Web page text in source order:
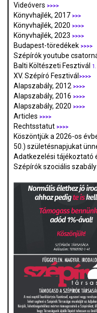
Videóvers >>>>
Könyvhajlék, 2017 >>>
Könyvhajlék, 2020 >>>>
Könyvhajlék, 2023 >>>>
Budapest-töredékek >>>>
Szépírók youtube
Balti Költészeti Fesztivál 1.
XV. Szépíró Fesztivál >>>>
Alapszabály, 2012 >>>>
Alapszabály, 2016 >>>>
Alapszabály, 2020 >>>>
Articles >>>>
Rechtsstatut >>>>
Köszöntjük a 2026-os
50.) születésnapjukat
Adatkezelési tájékoztató
Szépírók szociális